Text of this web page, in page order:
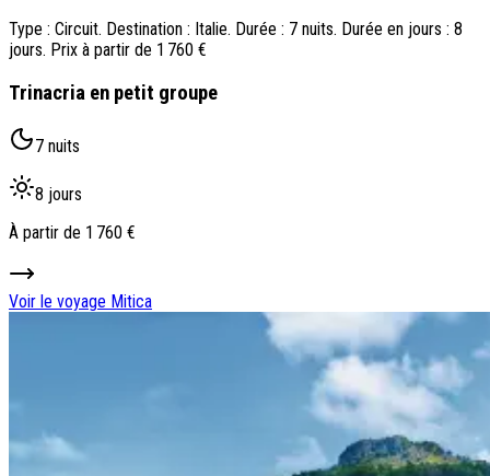
Type : Circuit. Destination : Italie. Durée : 7 nuits. Durée en jours : 8
jours. Prix à partir de 1 760 €
Trinacria en petit groupe
7 nuits
8 jours
À partir de 1 760 €
Voir le voyage Mitica